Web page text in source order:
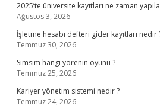
2025’te üniversite kayıtları ne zaman
Ağustos 3, 2026
İşletme hesabı defteri gider kayıtları nedir
Temmuz 30, 2026
Simsim hangi yörenin oyunu ?
Temmuz 25, 2026
Kariyer yönetim sistemi nedir ?
Temmuz 24, 2026